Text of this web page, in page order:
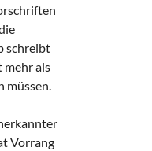
schreibt
mehr als
müssen.
Vorrang